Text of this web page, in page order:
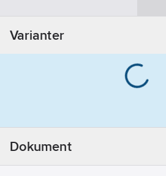
Varianter
Dokument